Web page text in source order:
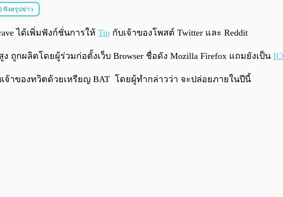
ฟังสรุปข่าว
ได้เพิ่มฟังก์ชั่นการให้ Tip กับเจ้าของโพสต์ Twitter และ Reddit
ถูกผลิตโดยผู้ร่วมก่อตั้งเว็บ Browser ชื่อดัง Mozilla Firefox แถมยังเป็น
จ้าของทวิตด้วยเหรียญ BAT โดยผู้ทำกล่าวว่า จะปล่อยภายในปีนี้